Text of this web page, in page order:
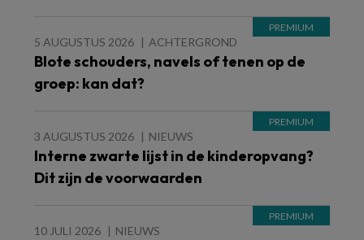
5 AUGUSTUS 2026 ACHTERGROND
Blote schouders, navels of tenen op de
groep: kan dat?
3 AUGUSTUS 2026 NIEUWS
Interne zwarte lijst in de kinderopvang?
Dit zijn de voorwaarden
10 JULI 2026 NIEUWS